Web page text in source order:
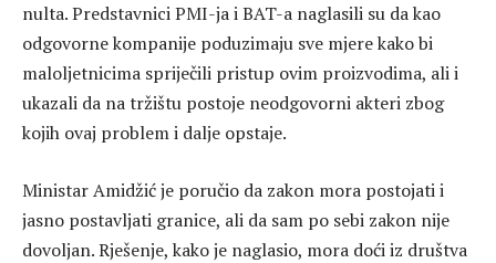
nulta. Predstavnici PMI-ja i BAT-a naglasili su da kao
odgovorne kompanije poduzimaju sve mjere kako bi
maloljetnicima spriječili pristup ovim proizvodima, ali i
ukazali da na tržištu postoje neodgovorni akteri zbog
kojih ovaj problem i dalje opstaje.
Ministar Amidžić je poručio da zakon mora postojati i
jasno postavljati granice, ali da sam po sebi zakon nije
dovoljan. Rješenje, kako je naglasio, mora doći iz društva